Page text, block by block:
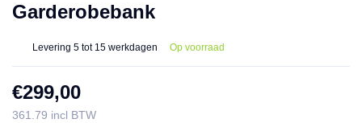
Garderobebank
Levering 5 tot 15 werkdagen Op voorraad
€299,00
361.79 incl BTW